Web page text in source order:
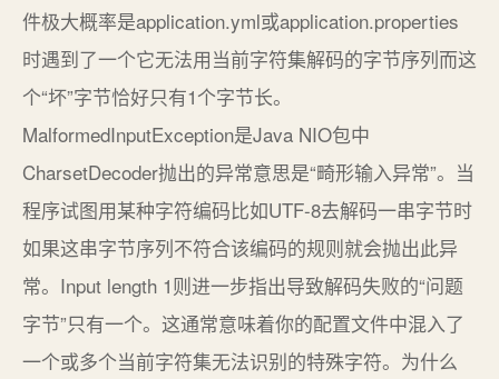
件极大概率是application.yml或application.properties
时遇到了一个它无法用当前字符集解码的字节序列而这
个“坏”字节恰好只有1个字节长。
MalformedInputException是Java NIO包中
CharsetDecoder抛出的异常意思是“畸形输入异常”。当
程序试图用某种字符编码比如UTF-8去解码一串字节时
如果这串字节序列不符合该编码的规则就会抛出此异
常。Input length 1则进一步指出导致解码失败的“问题
字节”只有一个。这通常意味着你的配置文件中混入了
一个或多个当前字符集无法识别的特殊字符。为什么